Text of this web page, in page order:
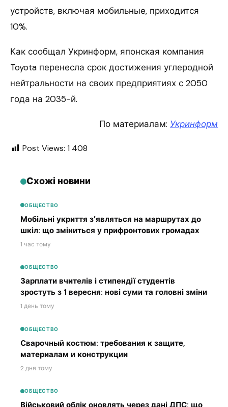
устройств, включая мобильные, приходится
10%.
Как сообщал Укринформ, японская компания
Toyota перенесла срок достижения углеродной
нейтральности на своих предприятиях с 2050
года на 2035-й.
По материалам: Укринформ
Post Views: 1 408
Схожі новини
ОБЩЕСТВО
Мобільні укриття з’являться на маршрутах до
шкіл: що зміниться у прифронтових громадах
1 час тому
ОБЩЕСТВО
Зарплати вчителів і стипендії студентів
зростуть з 1 вересня: нові суми та головні зміни
1 день тому
ОБЩЕСТВО
Сварочный костюм: требования к защите,
материалам и конструкции
2 дня тому
ОБЩЕСТВО